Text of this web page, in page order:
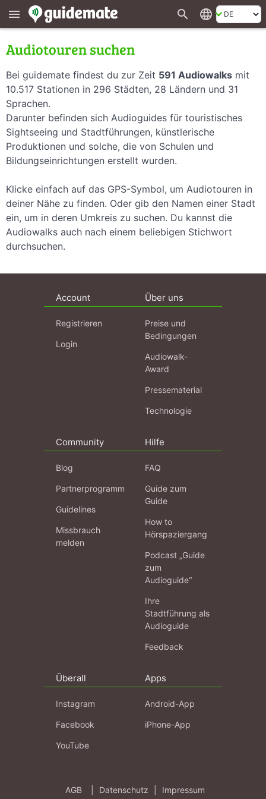
menu search language
Audiotouren suchen
Bei guidemate findest du zur Zeit 591 Audiowalks mit
10.517 Stationen in 296 Städten, 28 Ländern und 31
Sprachen.
Darunter befinden sich Audioguides für touristisches
Sightseeing und Stadtführungen, künstlerische
Produktionen und solche, die von Schulen und
Bildungseinrichtungen erstellt wurden.
Klicke einfach auf das GPS-Symbol, um Audiotouren in
deiner Nähe zu finden. Oder gib den Namen einer Stadt
ein, um in deren Umkreis zu suchen. Du kannst die
Audiowalks auch nach einem beliebigen Stichwort
durchsuchen.
Account
Registrieren
Login
Über uns
Preise und
Bedingungen
Audiowalk-
Award
Pressematerial
Technologie
Community
Blog
Partnerprogramm
Guidelines
Missbrauch
melden
Hilfe
FAQ
Guide zum
Guide
How to
Hörspaziergang
Podcast „Guide
zum
Audioguide“
Ihre
Stadtführung als
Audioguide
Feedback
Überall
Instagram
Facebook
YouTube
Apps
Android-App
iPhone-App
AGB Datenschutz Impressum